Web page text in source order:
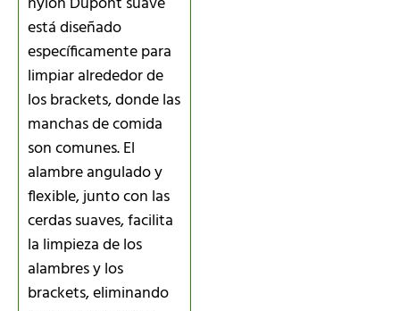
está diseñado
específicamente para
limpiar alrededor de
los brackets, donde las
manchas de comida
son comunes. El
alambre angulado y
flexible, junto con las
cerdas suaves, facilita
la limpieza de los
alambres y los
brackets, eliminando